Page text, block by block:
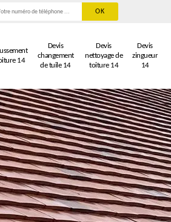
14
Devis
changement
de tuile 14
Devis
nettoyage de
toiture 14
Devis
zingueur
14